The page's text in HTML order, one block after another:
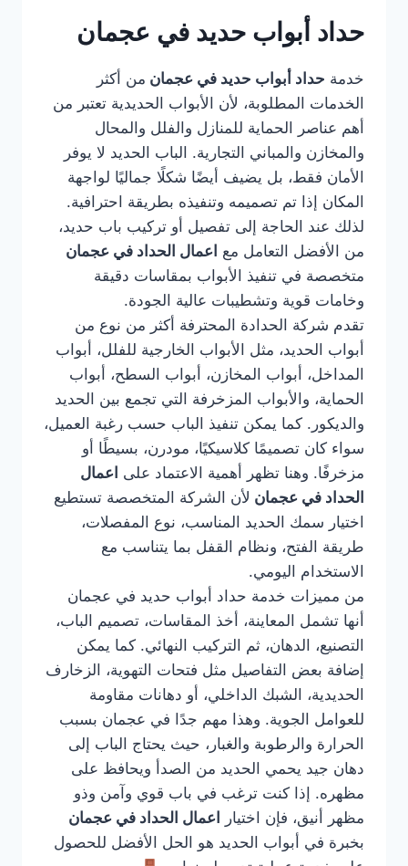
حداد أبواب حديد في عجمان
خدمة حداد أبواب حديد في عجمان من أكثر
الخدمات المطلوبة، لأن الأبواب الحديدية تعتبر من
أهم عناصر الحماية للمنازل والفلل والمحال
والمخازن والمباني التجارية. الباب الحديد لا يوفر
الأمان فقط، بل يضيف أيضًا شكلًا جماليًا لواجهة
المكان إذا تم تصميمه وتنفيذه بطريقة احترافية.
لذلك عند الحاجة إلى تفصيل أو تركيب باب حديد،
من الأفضل التعامل مع اعمال الحداد في عجمان
متخصصة في تنفيذ الأبواب بمقاسات دقيقة
وخامات قوية وتشطيبات عالية الجودة.
تقدم شركة الحدادة المحترفة أكثر من نوع من
أبواب الحديد، مثل الأبواب الخارجية للفلل، أبواب
المداخل، أبواب المخازن، أبواب السطح، أبواب
الحماية، والأبواب المزخرفة التي تجمع بين الحديد
والديكور. كما يمكن تنفيذ الباب حسب رغبة العميل،
سواء كان تصميمًا كلاسيكيًا، مودرن، بسيطًا أو
مزخرفًا. وهنا تظهر أهمية الاعتماد على اعمال
الحداد في عجمان لأن الشركة المتخصصة تستطيع
اختيار سمك الحديد المناسب، نوع المفصلات،
طريقة الفتح، ونظام القفل بما يتناسب مع
الاستخدام اليومي.
من مميزات خدمة حداد أبواب حديد في عجمان
أنها تشمل المعاينة، أخذ المقاسات، تصميم الباب،
التصنيع، الدهان، ثم التركيب النهائي. كما يمكن
إضافة بعض التفاصيل مثل فتحات التهوية، الزخارف
الحديدية، الشبك الداخلي، أو دهانات مقاومة
للعوامل الجوية. وهذا مهم جدًا في عجمان بسبب
الحرارة والرطوبة والغبار، حيث يحتاج الباب إلى
دهان جيد يحمي الحديد من الصدأ ويحافظ على
مظهره. إذا كنت ترغب في باب قوي وآمن وذو
مظهر أنيق، فإن اختيار
اعمال الحداد في عجمان
بخبرة في أبواب الحديد هو الحل الأفضل للحصول